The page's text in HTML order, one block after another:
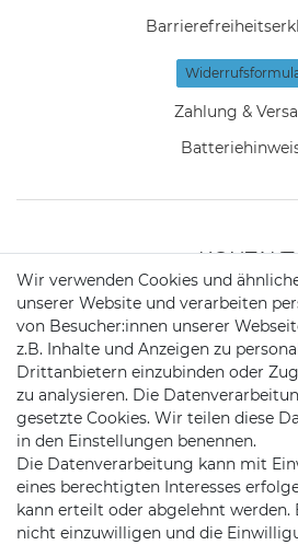
Zahlung &
KONTAKT
Telefon:09721 /
Mail:
97424
Wir verwenden Cookies und
unserer Website und verarbeiten
von Besucher:innen unserer
z.B. Inhalte und Anzeigen zu
Drittanbietern einzubinden oder
zu analysieren. Die
gesetzte Cookies. Wir teilen diese
in den Einstellungen benennen.
Die Datenverarbeitung kann mit
eines berechtigten Interesses
kann erteilt oder abgelehnt werden.
nicht einzuwilligen und die